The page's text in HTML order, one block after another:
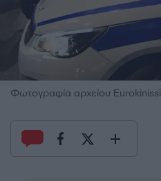
Φωτογραφία αρχείου Eurokinissi